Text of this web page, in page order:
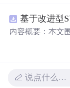
内容概要：本文
中点电位漂移问
型，详细分析了
说点什么…